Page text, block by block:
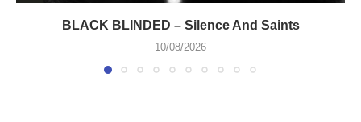
BLACK BLINDED – Silence And Saints
10/08/2026